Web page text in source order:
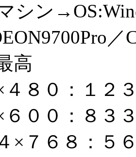
シン
／
高
４８０：１２
６００：８３
×７６８：５